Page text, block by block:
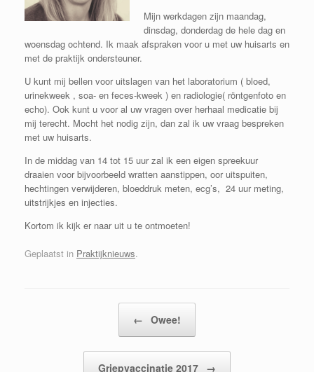
Mijn werkdagen zijn maandag,
dinsdag, donderdag de hele dag en
woensdag ochtend. Ik maak afspraken voor u met uw huisarts en
met de praktijk ondersteuner.
U kunt mij bellen voor uitslagen van het laboratorium ( bloed,
urinekweek , soa- en feces-kweek ) en radiologie( röntgenfoto en
echo). Ook kunt u voor al uw vragen over herhaal medicatie bij
mij terecht. Mocht het nodig zijn, dan zal ik uw vraag bespreken
met uw huisarts.
In de middag van 14 tot 15 uur zal ik een eigen spreekuur
draaien voor bijvoorbeeld wratten aanstippen, oor uitspuiten,
hechtingen verwijderen, bloeddruk meten, ecg’s, 24 uur meting,
uitstrijkjes en injecties.
Kortom ik kijk er naar uit u te ontmoeten!
Geplaatst in Praktijknieuws.
← Owee!
Griepvaccinatie 2017 →